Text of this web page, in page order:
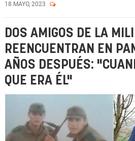
18 MAYO, 2023
DOS AMIGOS DE LA
REENCUENTRAN EN
AÑOS DESPUÉS:
QUE ERA ÉL"